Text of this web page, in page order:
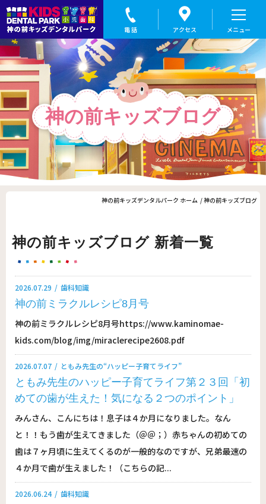
神の前キッズブログ｜親子で始める小児歯科、盛岡の神の前キッズデンタルパーク
神の前キッズブログ
神の前キッズデンタルパーク ホーム 神の前キッズブログ
神の前キッズブログ 新着一覧
2026.07.29 歯科知識
神の前ミラクルレシピ8月号
神の前ミラクルレシピ8月号https://www.kaminomae-
kids.com/blog/img/miraclerecipe2608.pdf
2026.07.07 ともみ先生の“ハッピー子育てライフ”
ともみ先生のハッピー子育てライフ第２３回「初
めての歯が生えた！気になる２つのポイント」
みんさん、こんにちは！息子は４か月になりました。なん
と！！もう歯が生えてきました（＠＠；）赤ちゃんの初めての
歯は７ヶ月頃に生えてくるのが一般的なのですが、兄弟最速の
４か月で歯が生えました！（こちらの記...
2026.06.24 歯科知識